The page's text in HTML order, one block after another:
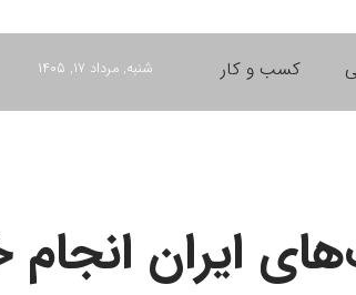
کسب و کار شنبه, مرداد ۱۷, ۱۴۰۵
ایران انجام